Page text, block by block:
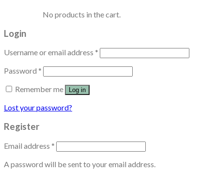
No products in the cart.
Login
Username or email address *
Password *
Remember me
Log in
Lost your password?
Register
Email address *
A password will be sent to your email address.